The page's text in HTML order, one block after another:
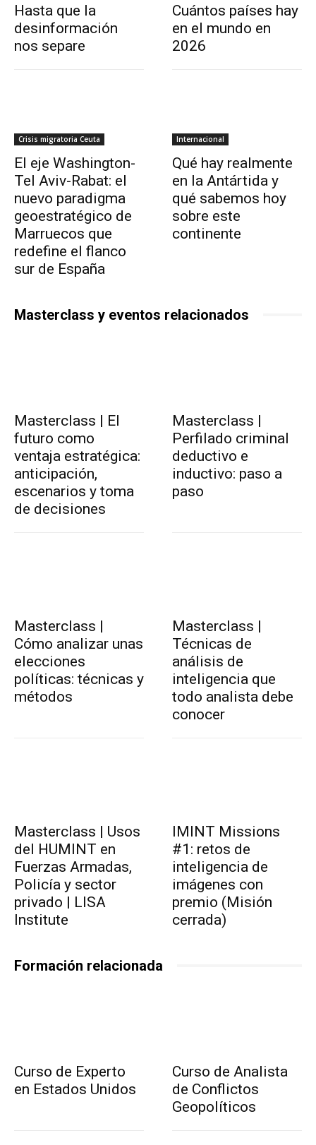
Hasta que la
desinformación
nos separe
Cuántos países hay
en el mundo en
2026
Crisis migratoria Ceuta
El eje Washington-
Tel Aviv-Rabat: el
nuevo paradigma
geoestratégico de
Marruecos que
redefine el flanco
sur de España
Internacional
Qué hay realmente
en la Antártida y
qué sabemos hoy
sobre este
continente
Masterclass y eventos relacionados
Masterclass | El
futuro como
ventaja estratégica:
anticipación,
escenarios y toma
de decisiones
Masterclass |
Perfilado criminal
deductivo e
inductivo: paso a
paso
Masterclass |
Cómo analizar unas
elecciones
políticas: técnicas y
métodos
Masterclass |
Técnicas de
análisis de
inteligencia que
todo analista debe
conocer
Masterclass | Usos
del HUMINT en
Fuerzas Armadas,
Policía y sector
privado | LISA
Institute
IMINT Missions
#1: retos de
inteligencia de
imágenes con
premio (Misión
cerrada)
Formación relacionada
Curso de Experto
en Estados Unidos
Curso de Analista
de Conflictos
Geopolíticos